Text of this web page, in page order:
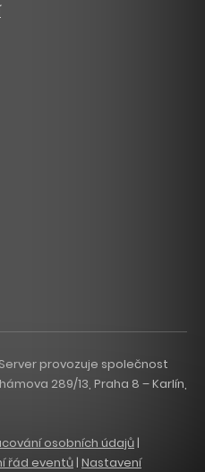
provozuje společnost
289/13, Praha 8 – Karlín,
osobních údajů|
řád eventů | Nastavení